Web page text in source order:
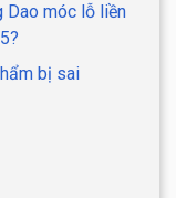
Dao móc lỗ liền
bị sai